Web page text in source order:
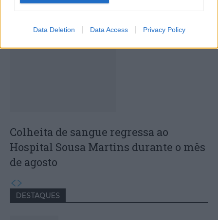
Data Deletion Data Access Privacy Policy
Capacita Jovem de Poiares aproxima
jovens ao mundo do trabalho
Colheita de sangue regressa ao
Hospital Sousa Martins durante o mês
de agosto
DESTAQUES